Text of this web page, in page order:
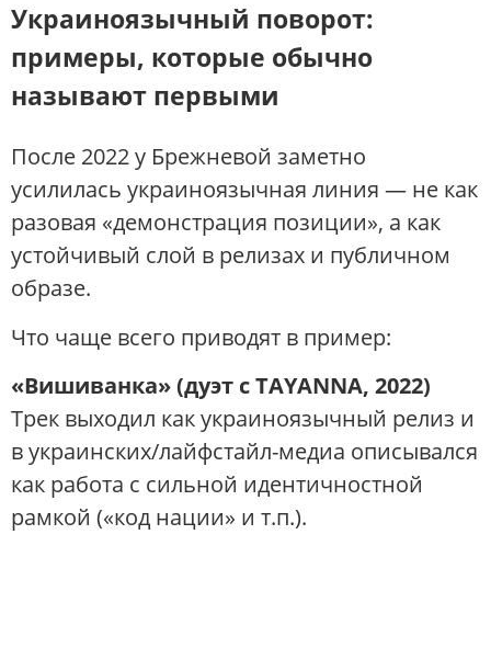
Украиноязычный поворот:
примеры, которые обычно
называют первыми
После 2022 у Брежневой заметно
усилилась украиноязычная линия — не как
разовая «демонстрация позиции», а как
устойчивый слой в релизах и публичном
образе.
Что чаще всего приводят в пример:
«Вишиванка» (дуэт сTAYANNA, 2022)
Трек выходил как украиноязычный релиз и
в украинских/лайфстайл-медиа описывался
как работа с сильной идентичностной
рамкой («код нации» и т.п.).